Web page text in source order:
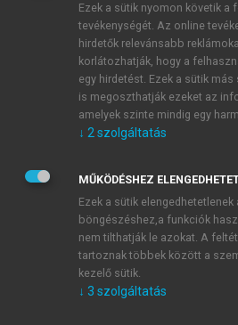
JELSZÓ ÚJRA
Kérek értesítést a MeRSZ
Kérek értesítést az Akadémiai
Adatkezelési tájékoztatóban
veszem és elfogadom.
Általános vásárlási feltételeket,
mersz.huoldalak
tudomásul veszem és elfogadom.
KIPRÓBÁLOM
Ezek a sütik nyomon követik a
tevékenységét. Az online
hirdetők relevánsabb
korlátozhatják, hogy a
egy hirdetést. Ezek a sütik
is megoszthatják ezeket az
amelyek szinte mindig egy
↓ 2 szolgáltatás
MŰKÖDÉSHEZ
Ezek a sütik
böngészéshez,a funkciók
nem tilthatják le azokat. A
tartoznak többek között a
kezelő sütik.
↓ 3 szolgáltatás